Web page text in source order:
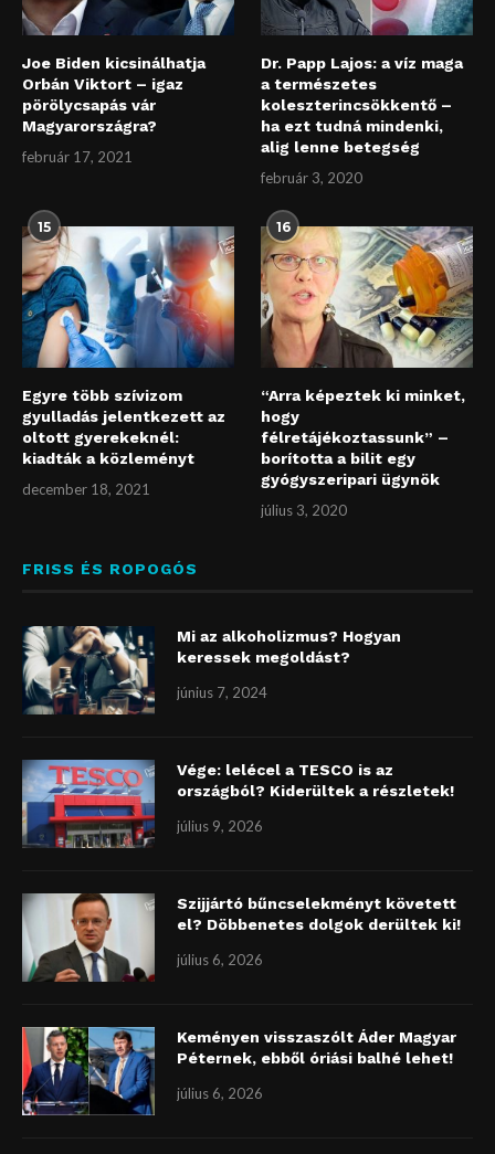
Joe Biden kicsinálhatja
Orbán Viktort – igaz
pörölycsapás vár
Magyarországra?
február 17, 2021
Dr. Papp Lajos: a víz maga
a természetes
koleszterincsökkentő –
ha ezt tudná mindenki,
alig lenne betegség
február 3, 2020
15
Egyre több szívizom
gyulladás jelentkezett az
oltott gyerekeknél:
kiadták a közleményt
december 18, 2021
16
“Arra képeztek ki minket,
hogy
félretájékoztassunk” –
borította a bilit egy
gyógyszeripari ügynök
július 3, 2020
FRISS ÉS ROPOGÓS
Mi az alkoholizmus? Hogyan
keressek megoldást?
június 7, 2024
Vége: lelécel a TESCO is az
országból? Kiderültek a részletek!
július 9, 2026
Szijjártó bűncselekményt követett
el? Döbbenetes dolgok derültek ki!
július 6, 2026
Keményen visszaszólt Áder Magyar
Péternek, ebből óriási balhé lehet!
július 6, 2026